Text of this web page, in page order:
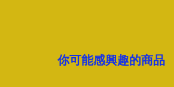
你可能感興趣的商品